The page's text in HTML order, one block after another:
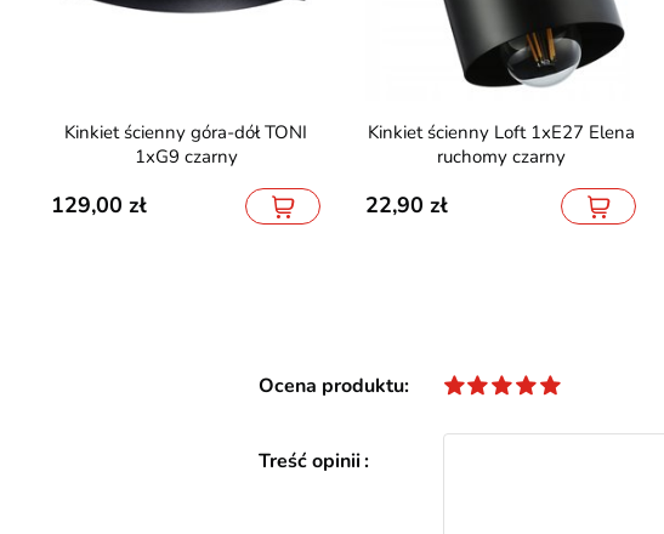
Kinkiet ścienny góra-dół TONI
1xG9 czarny
129,00
Kinkiet ścienny Loft 1xE27 Elena
ruchomy czarny
22,90
Ocena produktu
Treść opinii